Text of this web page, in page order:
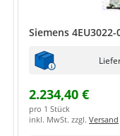
Siemens 4EU3022-
2.234,40 €
pro 1 Stück
inkl. MwSt. zzgl. Versand